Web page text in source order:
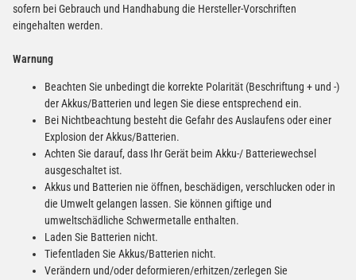
sofern bei Gebrauch und Handhabung die Hersteller-Vorschriften
eingehalten werden.
Warnung
Beachten Sie unbedingt die korrekte Polarität (Beschriftung + und -)
der Akkus/Batterien und legen Sie diese entsprechend ein.
Bei Nichtbeachtung besteht die Gefahr des Auslaufens oder einer
Explosion der Akkus/Batterien.
Achten Sie darauf, dass Ihr Gerät beim Akku-/ Batteriewechsel
ausgeschaltet ist.
Akkus und Batterien nie öffnen, beschädigen, verschlucken oder in
die Umwelt gelangen lassen. Sie können giftige und
umweltschädliche Schwermetalle enthalten.
Laden Sie Batterien nicht.
Tiefentladen Sie Akkus/Batterien nicht.
Verändern und/oder deformieren/erhitzen/zerlegen Sie